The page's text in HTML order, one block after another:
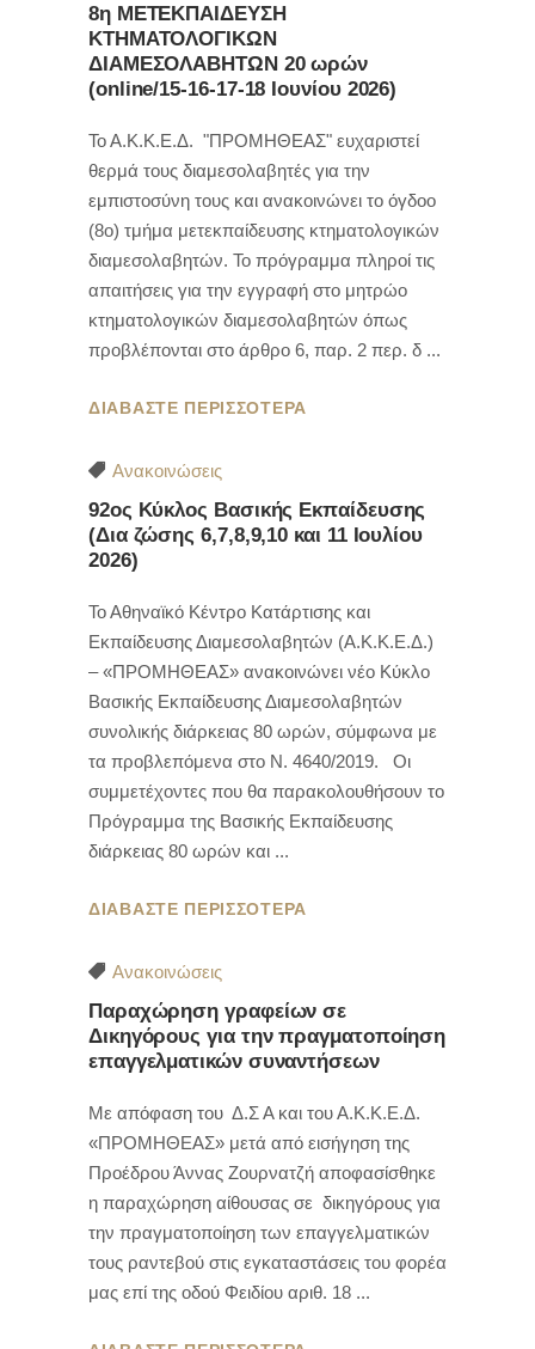
8η ΜΕΤΕΚΠΑΙΔΕΥΣΗ
ΚΤΗΜΑΤΟΛΟΓΙΚΩΝ
ΔΙΑΜΕΣΟΛΑΒΗΤΩΝ 20 ωρών
(online/15-16-17-18 Ιουνίου 2026)
Το Α.Κ.Κ.Ε.Δ. "ΠΡΟΜΗΘΕΑΣ" ευχαριστεί
θερμά τους διαμεσολαβητές για την
εμπιστοσύνη τους και ανακοινώνει το όγδοο
(8ο) τμήμα μετεκπαίδευσης κτηματολογικών
διαμεσολαβητών. Το πρόγραμμα πληροί τις
απαιτήσεις για την εγγραφή στο μητρώο
κτηματολογικών διαμεσολαβητών όπως
προβλέπονται στο άρθρο 6, παρ. 2 περ. δ
ΔΙΑΒΑΣΤΕ ΠΕΡΙΣΣΟΤΕΡΑ
Ανακοινώσεις
92ος Κύκλος Βασικής Εκπαίδευσης
(Δια ζώσης 6,7,8,9,10 και 11 Ιουλίου
2026)
Το Αθηναϊκό Κέντρο Κατάρτισης και
Εκπαίδευσης Διαμεσολαβητών (Α.Κ.Κ.Ε.Δ.)
– «ΠΡΟΜΗΘΕΑΣ» ανακοινώνει νέο Κύκλο
Βασικής Εκπαίδευσης Διαμεσολαβητών
συνολικής διάρκειας 80 ωρών, σύμφωνα με
τα προβλεπόμενα στο Ν. 4640/2019. Οι
συμμετέχοντες που θα παρακολουθήσουν το
Πρόγραμμα της Βασικής Εκπαίδευσης
διάρκειας 80 ωρών και
ΔΙΑΒΑΣΤΕ ΠΕΡΙΣΣΟΤΕΡΑ
Ανακοινώσεις
Παραχώρηση γραφείων σε
Δικηγόρους για την πραγματοποίηση
επαγγελματικών συναντήσεων
Με απόφαση του Δ.Σ Α και του Α.Κ.Κ.Ε.Δ.
«ΠΡΟΜΗΘΕΑΣ» μετά από εισήγηση της
Προέδρου Άννας Ζουρνατζή αποφασίσθηκε
η παραχώρηση αίθουσας σε δικηγόρους για
την πραγματοποίηση των επαγγελματικών
τους ραντεβού στις εγκαταστάσεις του φορέα
μας επί της οδού Φειδίου αριθ. 18